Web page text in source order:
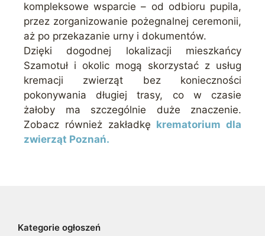
kompleksowe wsparcie – od odbioru pupila,
przez zorganizowanie pożegnalnej ceremonii,
aż po przekazanie urny i dokumentów.
Dzięki dogodnej lokalizacji mieszkańcy
Szamotuł i okolic mogą skorzystać z usług
kremacji zwierząt bez konieczności
pokonywania długiej trasy, co w czasie
żałoby ma szczególnie duże znaczenie.
Zobacz również zakładkę krematorium dla
zwierząt Poznań.
Kategorie ogłoszeń